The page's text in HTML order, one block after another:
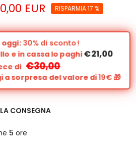
EUR RISPARMIA 17 %
oggi:30% di sconto!
e in cassa lo paghi€21,00
di €30,00
a sorpresa del valore di19€🎁
CONSEGNA
5 ore